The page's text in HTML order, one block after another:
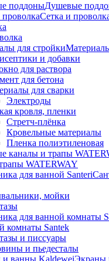
Душевые
Сетка и
и добавки
для раствора
для бетона
для сварки
Электроды
кровля, пленки
Стретч-плёнка
Кровельные материалы
Пленка полиэтиленовая
WATERWAY
мойки
комнаты Santek
и писсуары
и пьедесталы
Экраны